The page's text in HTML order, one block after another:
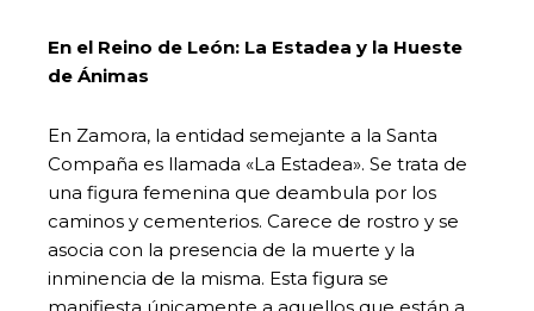
En el Reino de León: La Estadea y la Hueste
de Ánimas
En Zamora, la entidad semejante a la Santa
Compaña es llamada «La Estadea». Se trata de
una figura femenina que deambula por los
caminos y cementerios. Carece de rostro y se
asocia con la presencia de la muerte y la
inminencia de la misma. Esta figura se